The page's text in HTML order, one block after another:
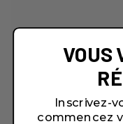
VOUS
Inscrivez-
commencez